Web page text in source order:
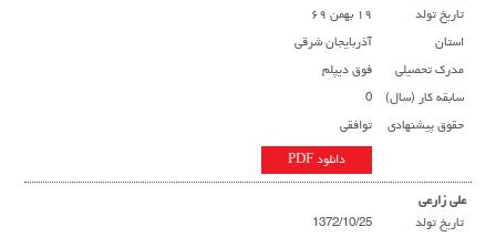
تاریخ تولد
۱۹ بهمن ۶۹
استان
آذربایجان شرقی
مدرک تحصیلی
فوق دیپلم
سابقه کار (سال)
0
حقوق پیشنهادی
توافقی
دانلود PDF
علی زارعی
تاریخ تولد
1372/10/25